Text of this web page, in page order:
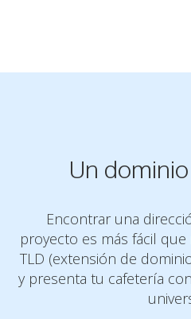
Un
Encontrar una
proyecto es más fácil que
TLD (extensión de
y presenta tu cafetería con